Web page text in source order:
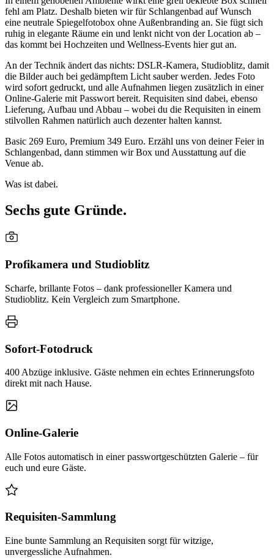
fehl am Platz. Deshalb bieten wir für Schlangenbad auf Wunsch
eine neutrale Spiegelfotobox ohne Außenbranding an. Sie fügt sich
ruhig in elegante Räume ein und lenkt nicht von der Location ab –
das kommt bei Hochzeiten und Wellness-Events hier gut an.
An der Technik ändert das nichts: DSLR-Kamera, Studioblitz, damit
die Bilder auch bei gedämpftem Licht sauber werden. Jedes Foto
wird sofort gedruckt, und alle Aufnahmen liegen zusätzlich in einer
Online-Galerie mit Passwort bereit. Requisiten sind dabei, ebenso
Lieferung, Aufbau und Abbau – wobei du die Requisiten in einem
stilvollen Rahmen natürlich auch dezenter halten kannst.
Basic 269 Euro, Premium 349 Euro. Erzähl uns von deiner Feier in
Schlangenbad, dann stimmen wir Box und Ausstattung auf die
Venue ab.
Was ist dabei.
Sechs gute Gründe.
Profikamera und Studioblitz
Scharfe, brillante Fotos – dank professioneller Kamera und
Studioblitz. Kein Vergleich zum Smartphone.
Sofort-Fotodruck
400 Abzüge inklusive. Gäste nehmen ein echtes Erinnerungsfoto
direkt mit nach Hause.
Online-Galerie
Alle Fotos automatisch in einer passwortgeschützten Galerie – für
euch und eure Gäste.
Requisiten-Sammlung
Eine bunte Sammlung an Requisiten sorgt für witzige,
unvergessliche Aufnahmen.